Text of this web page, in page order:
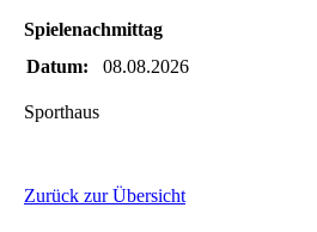
Spielenachmittag
Datum:
08.08.2026
Sporthaus
Zurück zur Übersicht